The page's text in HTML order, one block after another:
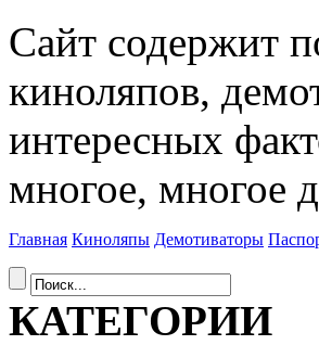
Сайт содержит
киноляпов,
интересных
многое, многое
Главная Киноляпы Демотиваторы
КАТЕГОРИИ